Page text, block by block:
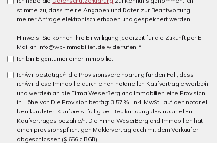
stimme zu, dass meine Angaben und Daten zur Beantwortung
meiner Anfrage elektronisch erhoben und gespeichert werden.
Hinweis: Sie können Ihre Einwilligung jederzeit für die Zukunft per E-
Mail an info@wb-immobilien.de widerrufen. *
Ich bin Eigentümer einer Immobilie.
Ich/wir bestätige/n die Provisionsvereinbarung für den Fall, dass
ich/wir diese Immobilie durch einen notariellen Kaufvertrag erwerbe/n,
und werde/n an die Firma WeserBergland Immobilien eine Provision
in Höhe von Die Provision beträgt 3,57 %, inkl. MwSt., auf den notariell
beurkundeten Kaufpreis. fällig bei Beurkundung des notariellen
Kaufvertrages bezahle/n. Die Firma WeserBergland Immobilien hat
einen provisionspflichtigen Maklervertrag auch mit dem Verkäufer
abgeschlossen (§ 656 c BGB).